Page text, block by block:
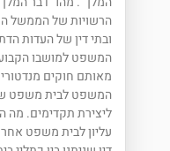
הרשויות של הממשל
המשפט למושבו
מאותם חוקים
המשפט לבית משפט
ליצירת תקדימים. מה
עליון לבית משפט